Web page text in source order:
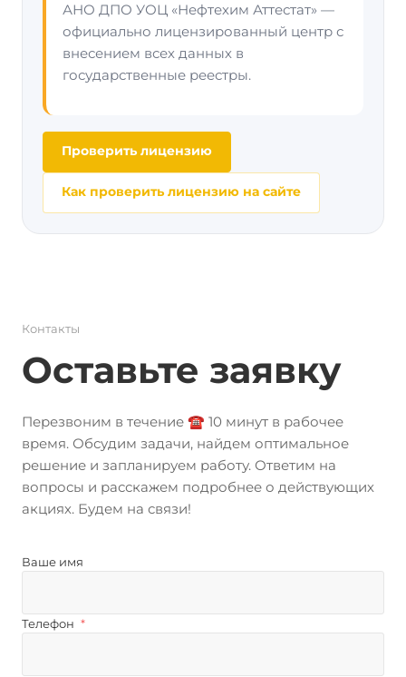
АНО ДПО УОЦ «Нефтехим Аттестат» —
официально лицензированный центр с
внесением всех данных в
государственные реестры.
Проверить лицензию
Как проверить лицензию на сайте
Контакты
Оставьте заявку
Перезвоним в течение ☎️ 10 минут в рабочее
время. Обсудим задачи, найдем оптимальное
решение и запланируем работу. Ответим на
вопросы и расскажем подробнее о действующих
акциях. Будем на связи!
Ваше имя
Телефон *